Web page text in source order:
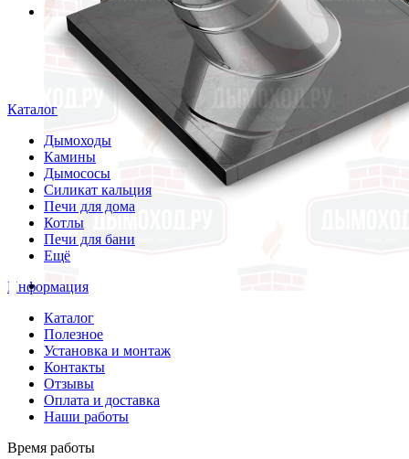
Каталог
Дымоходы
Камины
Дымососы
Силикат кальция
Печи для дома
Котлы
Печи для бани
Ещё
Информация
Каталог
Полезное
Установка и монтаж
Контакты
Отзывы
Оплата и доставка
Наши работы
Время работы